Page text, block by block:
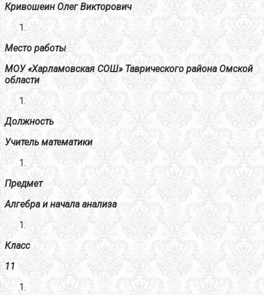
Кривошеин Олег Викторович
Место работы
МОУ «Харламовская СОШ» Таврического района Омской
области
Должность
Учитель математики
Предмет
Алгебра и начала анализа
Класс
11